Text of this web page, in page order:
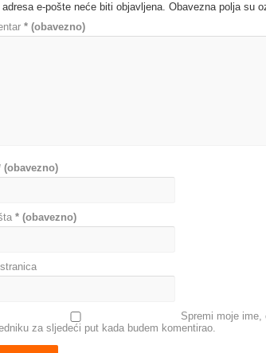
adresa e-pošte neće biti objavljena. Obavezna polja su
* (obavezno)
(obavezno)
* (obavezno)
Spremi moje ime,
za sljedeći put kada budem komentirao.